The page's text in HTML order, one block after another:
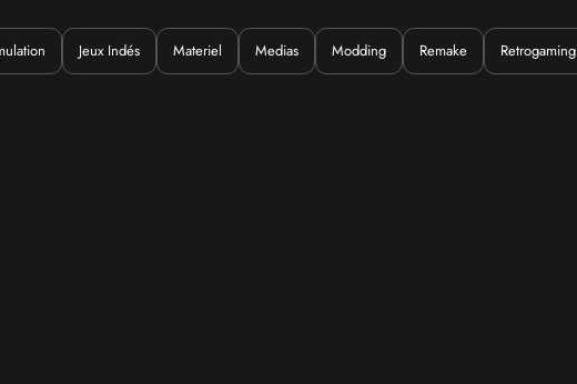
Jeux Indés Materiel Medias Modding Remake Retrogaming